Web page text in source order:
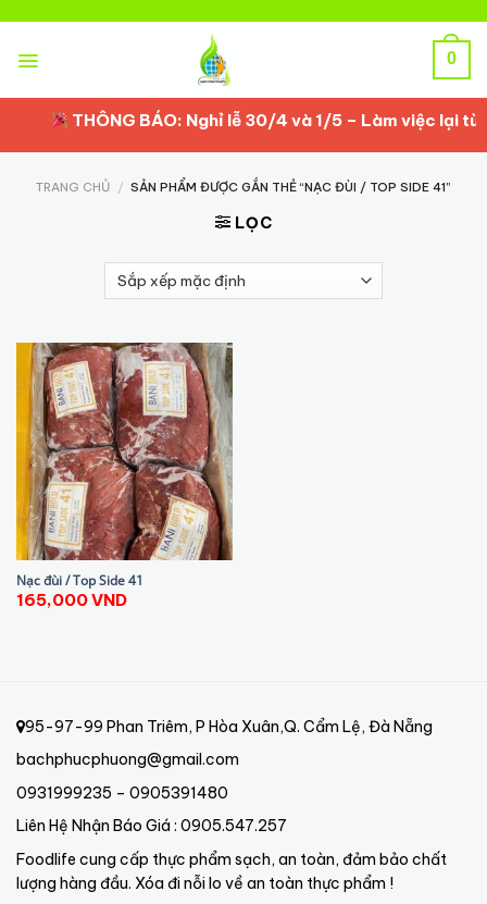
content
0
THÔNG BÁO: Nghỉ lễ 30/4 và 1/5 – Làm việc lại từ
TRANG CHỦ / SẢN PHẨM ĐƯỢC GẮN THẺ “NẠC ĐÙI / TOP SIDE 41”
LỌC
Nạc đùi / Top Side 41
165,000VND
95-97-99 Phan Triêm, P Hòa Xuân,Q. Cẩm Lệ, Đà Nẵng
bachphucphuong@gmail.com
0931999235 – 0905391480
Liên Hệ Nhận Báo Giá : 0905.547.257
Foodlife cung cấp thực phẩm sạch, an toàn, đảm bảo chất
lượng hàng đầu. Xóa đi nỗi lo về an toàn thực phẩm !